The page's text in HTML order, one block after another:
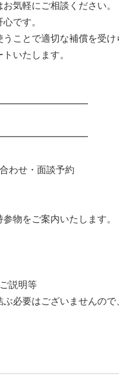
気軽にご相談ください。
です。
ことで適切な補償を受け
いたします。
わせ・面談予約
物をご案内いたします。
説明等
必要はございませんの